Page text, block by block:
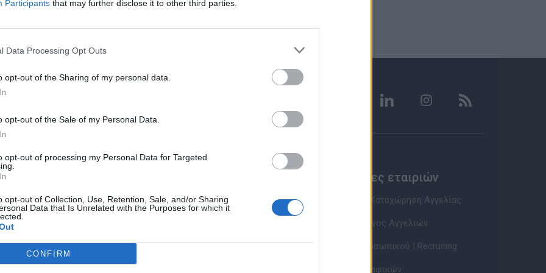
Participants that may further disclose it to other third parties.
Data Processing Opt Outs
opt-out of the Sharing of my personal data.
opt-out of the Sale of my Personal Data.
opt-out of processing my Personal Data for Targeted
opt-out of Collection, Use, Retention, Sale, and/or Sharing
Data that Is Unrelated with the Purposes for which it
CONFIRM
υποψηφίων
Online Βιογραφικού
Καριέρας
Περιγραφές Θέσεων Εργασίας
Υπολογισμός καθαρού μισθού
Υπηρεσίες εταιριών
Εγγραφή & Καταχώρηση Αγγελίας
Τιμοκατάλογος Αγγελιών
Εύρεση Προσωπικού | Recruiting
Βάση Βιογραφικών